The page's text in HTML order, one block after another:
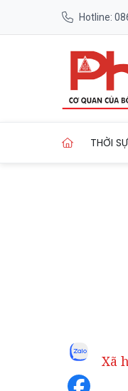
Hotline:
THỜI SỰ
Xã